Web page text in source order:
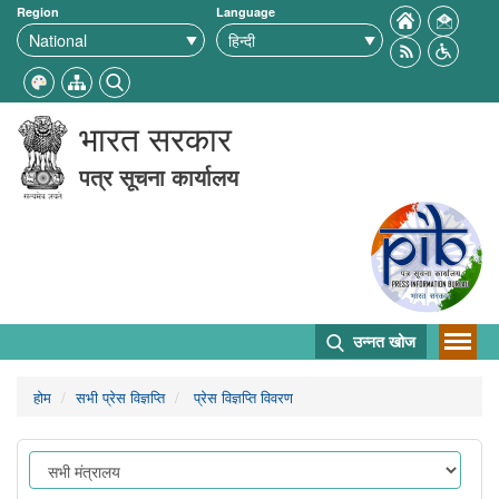
Region Language
भारत सरकार
पत्र सूचना कार्यालय
उन्नत खोज
होम सभी प्रेस विज्ञप्ति प्रेस विज्ञप्ति विवरण